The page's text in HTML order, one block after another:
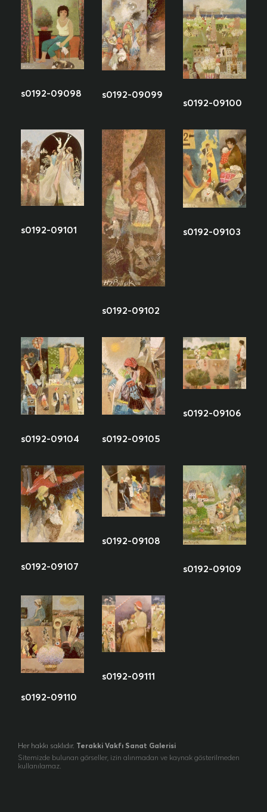
s0192-09098
s0192-09099
s0192-09100
s0192-09101
s0192-09102
s0192-09103
s0192-09104 s0192-09105
s0192-09106
s0192-09107
s0192-09108
s0192-09109
s0192-09110
s0192-09111
Her hakkı saklıdır. Terakki Vakfı Sanat Galerisi
Sitemizde bulunan görseller, izin alınmadan ve kaynak gösterilmeden
kullanılamaz.